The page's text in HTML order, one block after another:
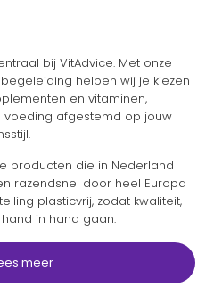
bij VitAdvice. Met onze
helpen wij je kiezen
en vitaminen,
voeding afgestemd op jouw
producten die in Nederland
razendsnel door heel Europa
plasticvrij, zodat kwaliteit,
in hand gaan.
meer